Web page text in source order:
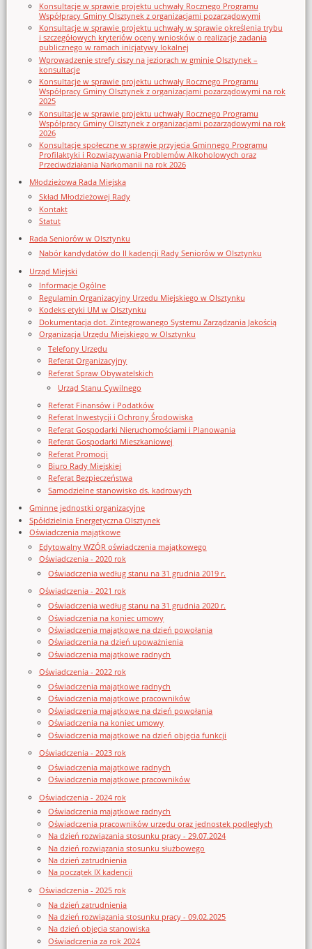
Konsultacje w sprawie projektu uchwały Rocznego Programu
Współpracy Gminy Olsztynek z organizacjami pozarządowymi
Konsultacje w sprawie projektu uchwały w sprawie określenia trybu
i szczegółowych kryteriów oceny wniosków o realizację zadania
publicznego w ramach inicjatywy lokalnej
Wprowadzenie strefy ciszy na jeziorach w gminie Olsztynek –
konsultacje
Konsultacje w sprawie projektu uchwały Rocznego Programu
Współpracy Gminy Olsztynek z organizacjami pozarządowymi na rok
2025
Konsultacje w sprawie projektu uchwały Rocznego Programu
Współpracy Gminy Olsztynek z organizacjami pozarządowymi na rok
2026
Konsultacje społeczne w sprawie przyjęcia Gminnego Programu
Profilaktyki i Rozwiązywania Problemów Alkoholowych oraz
Przeciwdziałania Narkomanii na rok 2026
Młodzieżowa Rada Miejska
Skład Młodzieżowej Rady
Kontakt
Statut
Rada Seniorów w Olsztynku
Nabór kandydatów do II kadencji Rady Seniorów w Olsztynku
Urząd Miejski
Informacje Ogólne
Regulamin Organizacyjny Urzedu Miejskiego w Olsztynku
Kodeks etyki UM w Olsztynku
Dokumentacja dot. Zintegrowanego Systemu Zarządzania Jakością
Organizacja Urzędu Miejskiego w Olsztynku
Telefony Urzędu
Referat Organizacyjny
Referat Spraw Obywatelskich
Urząd Stanu Cywilnego
Referat Finansów i Podatków
Referat Inwestycji i Ochrony Środowiska
Referat Gospodarki Nieruchomościami i Planowania
Referat Gospodarki Mieszkaniowej
Referat Promocji
Biuro Rady Miejskiej
Referat Bezpieczeństwa
Samodzielne stanowisko ds. kadrowych
Gminne jednostki organizacyjne
Spółdzielnia Energetyczna Olsztynek
Oświadczenia majątkowe
Edytowalny WZÓR oświadczenia majątkowego
Oświadczenia - 2020 rok
Oświadczenia według stanu na 31 grudnia 2019 r.
Oświadczenia - 2021 rok
Oświadczenia według stanu na 31 grudnia 2020 r.
Oświadczenia na koniec umowy
Oświadczenia majątkowe na dzień powołania
Oświadczenia na dzień upoważnienia
Oświadczenia majątkowe radnych
Oświadczenia - 2022 rok
Oświadczenia majątkowe radnych
Oświadczenia majątkowe pracowników
Oświadczenia majątkowe na dzień powołania
Oświadczenia na koniec umowy
Oświadczenia majątkowe na dzień objęcia funkcji
Oświadczenia - 2023 rok
Oświadczenia majątkowe radnych
Oświadczenia majątkowe pracowników
Oświadczenia - 2024 rok
Oświadczenia majątkowe radnych
Oświadczenia pracowników urzędu oraz jednostek podległych
Na dzień rozwiązania stosunku pracy - 29.07.2024
Na dzień rozwiązania stosunku służbowego
Na dzień zatrudnienia
Na początek IX kadencji
Oświadczenia - 2025 rok
Na dzień zatrudnienia
Na dzień rozwiązania stosunku pracy - 09.02.2025
Na dzień objęcia stanowiska
Oświadczenia za rok 2024